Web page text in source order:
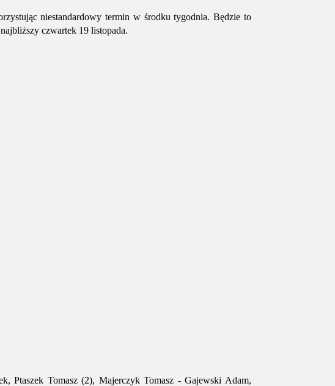
niestandardowy termin w środku tygodnia. Będzie to
czwartek 19 listopada.
Ptaszek Tomasz (2), Majerczyk Tomasz - Gajewski Adam,